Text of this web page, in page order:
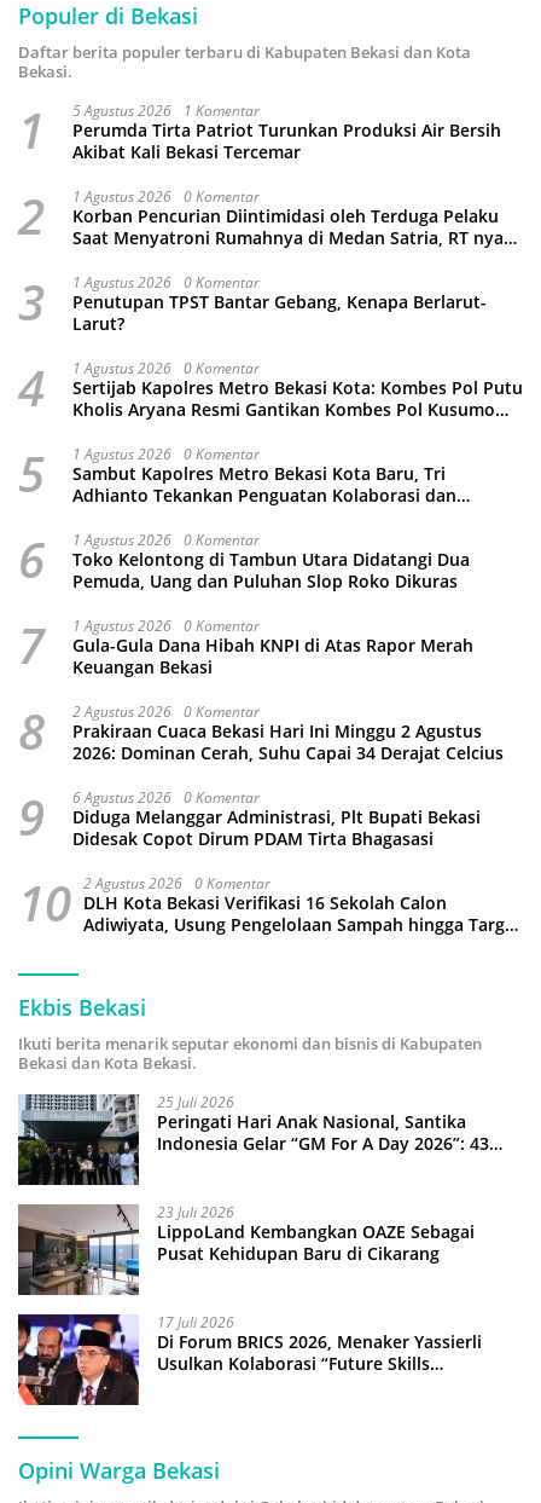
Populer di Bekasi
Daftar berita populer terbaru di Kabupaten Bekasi dan Kota
Bekasi.
1 5 Agustus 2026 1 Komentar
Perumda Tirta Patriot Turunkan Produksi Air Bersih
Akibat Kali Bekasi Tercemar
2 1 Agustus 2026 0 Komentar
Korban Pencurian Diintimidasi oleh Terduga Pelaku
Saat Menyatroni Rumahnya di Medan Satria, RT nya
3 1 Agustus 2026 0 Komentar
Penutupan TPST Bantar Gebang, Kenapa Berlarut-
Larut?
4 1 Agustus 2026 0 Komentar
Sertijab Kapolres Metro Bekasi Kota: Kombes Pol Putu
Kholis Aryana Resmi Gantikan Kombes Pol Kusumo
5 1 Agustus 2026 0 Komentar
Sambut Kapolres Metro Bekasi Kota Baru, Tri
Adhianto Tekankan Penguatan Kolaborasi dan
6 1 Agustus 2026 0 Komentar
Toko Kelontong di Tambun Utara Didatangi Dua
Pemuda, Uang dan Puluhan Slop Roko Dikuras
7 1 Agustus 2026 0 Komentar
Gula-Gula Dana Hibah KNPI di Atas Rapor Merah
Keuangan Bekasi
8 2 Agustus 2026 0 Komentar
Prakiraan Cuaca Bekasi Hari Ini Minggu 2 Agustus
2026: Dominan Cerah, Suhu Capai 34 Derajat Celcius
9 6 Agustus 2026 0 Komentar
Diduga Melanggar Administrasi, Plt Bupati Bekasi
Didesak Copot Dirum PDAM Tirta Bhagasasi
10 2 Agustus 2026 0 Komentar
DLH Kota Bekasi Verifikasi 16 Sekolah Calon
Adiwiyata, Usung Pengelolaan Sampah hingga Target
Ekbis Bekasi
Ikuti berita menarik seputar ekonomi dan bisnis di Kabupaten
Bekasi dan Kota Bekasi.
25 Juli 2026
Peringati Hari Anak Nasional, Santika
Indonesia Gelar “GM For A Day 2026”: 43
23 Juli 2026
LippoLand Kembangkan OAZE Sebagai
Pusat Kehidupan Baru di Cikarang
17 Juli 2026
Di Forum BRICS 2026, Menaker Yassierli
Usulkan Kolaborasi “Future Skills
Opini Warga Bekasi